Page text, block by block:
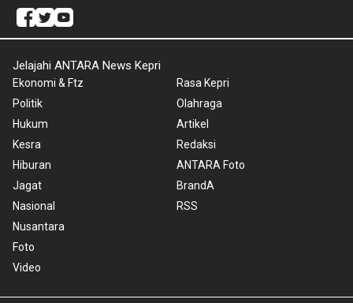
Jelajahi ANTARA News Kepri
Ekonomi & Ftz
Politik
Hukum
Kesra
Hiburan
Jagat
Nasional
Nusantara
Foto
Video
Rasa Kepri
Olahraga
Artikel
Redaksi
ANTARA Foto
BrandA
RSS